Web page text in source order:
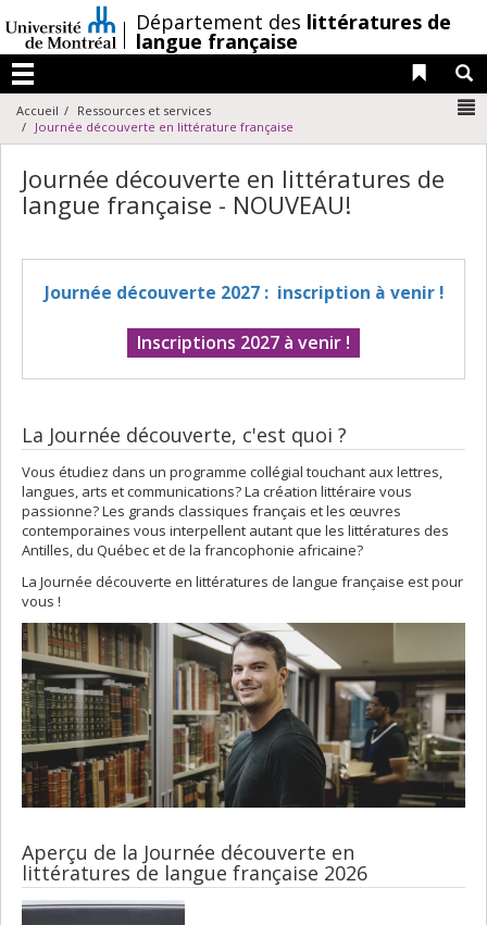
au
contenu
/Département des littératures de
langue française
Menu
Liens
Accueil
Ressources et services
Journée découverte en littérature française
Journée découverte en littératures de
langue française - NOUVEAU!
Journée découverte 2027 : inscription à venir !
Inscriptions 2027 à venir !
La Journée découverte, c'est quoi ?
Vous étudiez dans un programme collégial touchant aux lettres,
langues, arts et communications? La création littéraire vous
passionne? Les grands classiques français et les œuvres
contemporaines vous interpellent autant que les littératures des
Antilles, du Québec et de la francophonie africaine?
La Journée découverte en littératures de langue française est pour
vous !
Aperçu de la Journée découverte en
littératures de langue française 2026